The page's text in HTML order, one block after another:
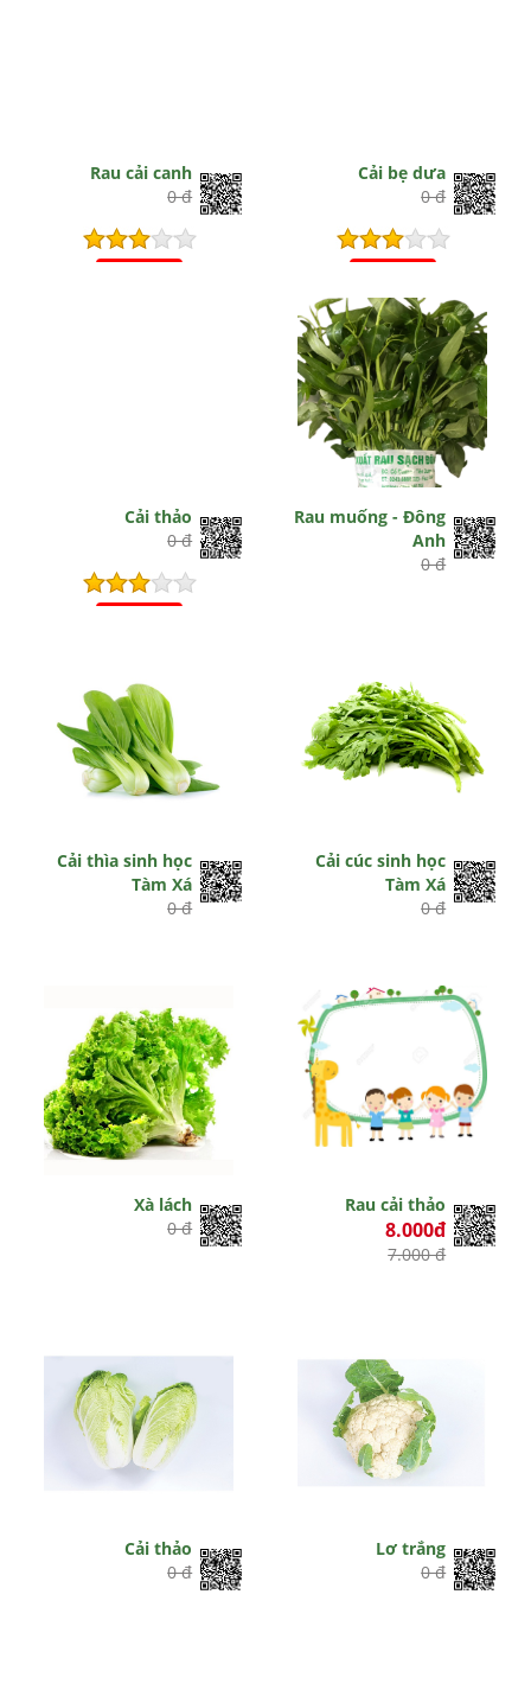
Rau cải canh
0 đ
Cải bẹ dưa
0 đ
Cải thảo
0 đ
Rau muống - Đông
Anh
0 đ
Cải thìa sinh học
Tàm Xá
0 đ
Cải cúc sinh học
Tàm Xá
0 đ
Xà lách
0 đ
Rau cải thảo
8.000đ
7.000 đ
Cải thảo
0 đ
Lơ trắng
0 đ